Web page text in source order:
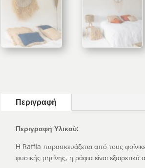
Περιγραφή
Περιγραφή Υλικού:
Η Raffia παρασκευάζεται από τους
φυσικής ρητίνης, η ράφια είναι